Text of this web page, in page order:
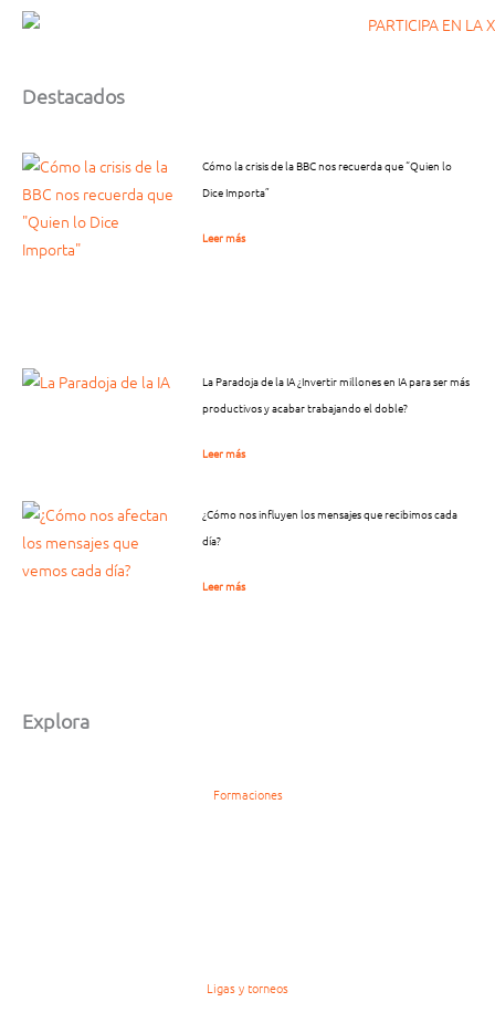
Destacados
Cómo la crisis de la BBC nos recuerda que “Quien lo
Dice Importa”
Leer más
La Paradoja de la IA ¿Invertir millones en IA para ser más
productivos y acabar trabajando el doble?
Leer más
¿Cómo nos influyen los mensajes que recibimos cada
día?
Leer más
Explora
Formaciones
Ligas y torneos